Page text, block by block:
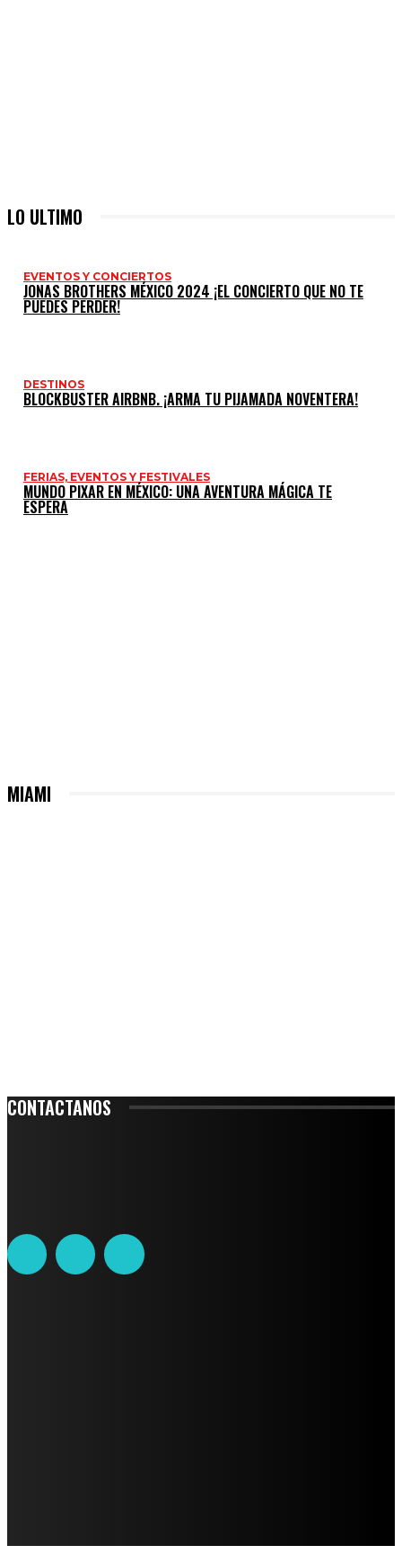
LO ULTIMO
EVENTOS Y CONCIERTOS
JONAS BROTHERS MÉXICO 2024 ¡EL CONCIERTO QUE NO TE
PUEDES PERDER!
DESTINOS
BLOCKBUSTER AIRBNB. ¡ARMA TU PIJAMADA NOVENTERA!
FERIAS, EVENTOS Y FESTIVALES
MUNDO PIXAR EN MÉXICO: UNA AVENTURA MÁGICA TE
ESPERA
MIAMI
CONTACTANOS